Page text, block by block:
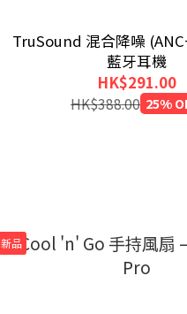
TruSound 混合降噪
藍牙耳機
HK$291.00
HK$388.00 25%
新品